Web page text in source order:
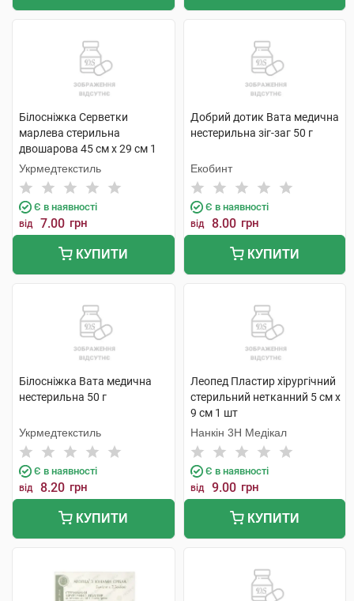
Білосніжка Серветки
марлева стерильна
двошарова 45 см х 29 см 1
шт
Укрмедтекстиль
Є в наявності
від 7.00 грн
КУПИТИ
Добрий дотик Вата медична
нестерильна зіг-заг 50 г
Екобинт
Є в наявності
від 8.00 грн
КУПИТИ
Білосніжка Вата медична
нестерильна 50 г
Укрмедтекстиль
Є в наявності
від 8.20 грн
КУПИТИ
Леопед Пластир хірургічний
стерильний нетканний 5 см х
9 см 1 шт
Нанкін 3H Медікал
Є в наявності
від 9.00 грн
КУПИТИ